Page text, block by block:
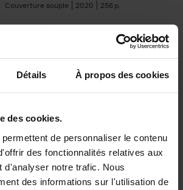
Détails À propos des cookies
des cookies.
de personnaliser le contenu
des fonctionnalités relatives aux
d'analyser notre trafic. Nous
des informations sur l'utilisation de
Couverture souple
2020 256
€37,50
Building Bonds = Building
Business
Jochen Roef Jozefien De Feyter
Carolien Boom
Couverture souple
2025 200